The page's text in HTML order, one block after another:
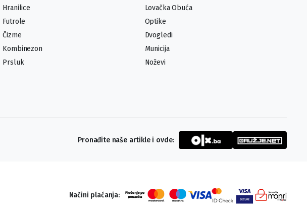
Hranilice
Futrole
Čizme
Kombinezon
Prsluk
Lovačka Obuća
Optike
Dvogledi
Municija
Noževi
Pronađite naše artikle i ovde:
Načini plaćanja: